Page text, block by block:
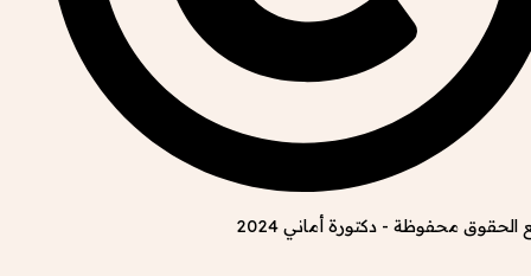
محفوظة - دكتورة أماني 2024